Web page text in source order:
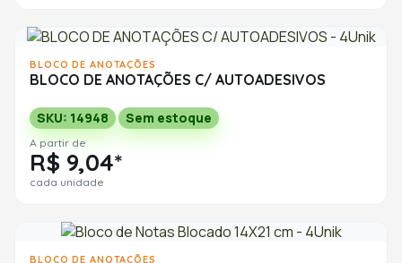
BLOCO DE ANOTAÇÕES
BLOCO DE ANOTAÇÕES C/ AUTOADESIVOS
SKU: 14948 Sem estoque
A partir de
R$ 9,04*
cada unidade
BLOCO DE ANOTAÇÕES